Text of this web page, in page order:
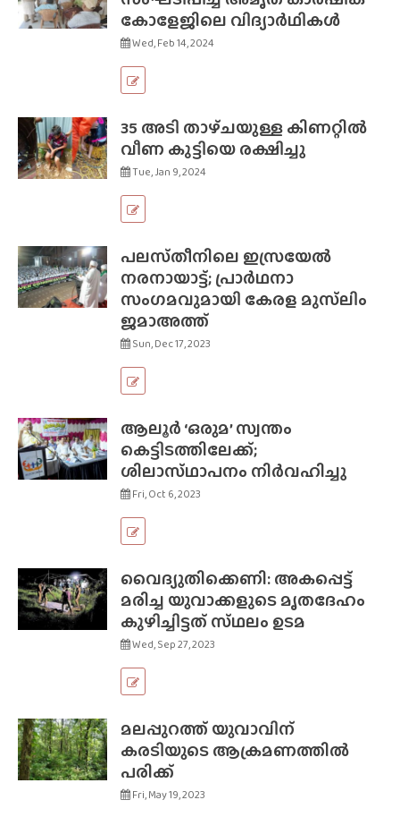
കോളേജിലെ വിദ്യാർഥികൾ
Wed, Feb 14, 2024
35 അടി താഴ്‌ചയുള്ള കിണറ്റിൽ
വീണ കുട്ടിയെ രക്ഷിച്ചു
Tue, Jan 9, 2024
പലസ്‌തീനിലെ ഇസ്രയേൽ
നരനായാട്ട്; പ്രാർഥനാ
സംഗമവുമായി കേരള മുസ്‌ലിം
ജമാഅത്ത്
Sun, Dec 17, 2023
ആലൂർ ‘ഒരുമ’ സ്വന്തം
കെട്ടിടത്തിലേക്ക്;
ശിലാസ്‌ഥാപനം നിർവഹിച്ചു
Fri, Oct 6, 2023
വൈദ്യുതിക്കെണി: അകപ്പെട്ട്
മരിച്ച യുവാക്കളുടെ മൃതദേഹം
കുഴിച്ചിട്ടത് സ്‌ഥലം ഉടമ
Wed, Sep 27, 2023
മലപ്പുറത്ത് യുവാവിന്
കരടിയുടെ ആക്രമണത്തിൽ
പരിക്ക്
Fri, May 19, 2023